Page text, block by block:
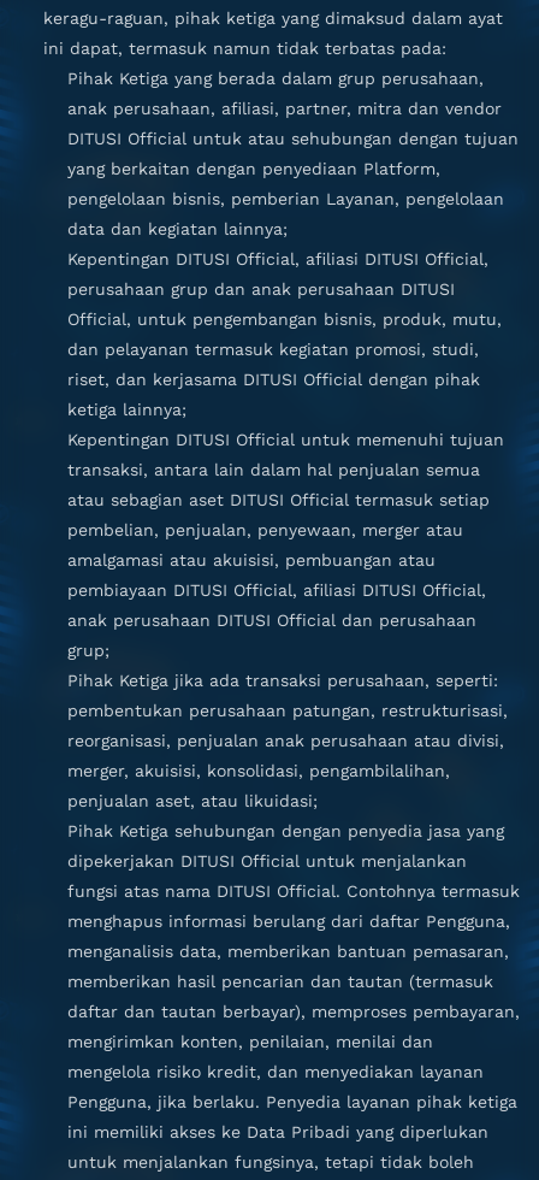
keragu-raguan, pihak ketiga yang dimaksud dalam ayat
ini dapat, termasuk namun tidak terbatas pada:
Pihak Ketiga yang berada dalam grup perusahaan,
anak perusahaan, afiliasi, partner, mitra dan vendor
DITUSI Official untuk atau sehubungan dengan tujuan
yang berkaitan dengan penyediaan Platform,
pengelolaan bisnis, pemberian Layanan, pengelolaan
data dan kegiatan lainnya;
Kepentingan DITUSI Official, afiliasi DITUSI Official,
perusahaan grup dan anak perusahaan DITUSI
Official, untuk pengembangan bisnis, produk, mutu,
dan pelayanan termasuk kegiatan promosi, studi,
riset, dan kerjasama DITUSI Official dengan pihak
ketiga lainnya;
Kepentingan DITUSI Official untuk memenuhi tujuan
transaksi, antara lain dalam hal penjualan semua
atau sebagian aset DITUSI Official termasuk setiap
pembelian, penjualan, penyewaan, merger atau
amalgamasi atau akuisisi, pembuangan atau
pembiayaan DITUSI Official, afiliasi DITUSI Official,
anak perusahaan DITUSI Official dan perusahaan
grup;
Pihak Ketiga jika ada transaksi perusahaan, seperti:
pembentukan perusahaan patungan, restrukturisasi,
reorganisasi, penjualan anak perusahaan atau divisi,
merger, akuisisi, konsolidasi, pengambilalihan,
penjualan aset, atau likuidasi;
Pihak Ketiga sehubungan dengan penyedia jasa yang
dipekerjakan DITUSI Official untuk menjalankan
fungsi atas nama DITUSI Official. Contohnya termasuk
menghapus informasi berulang dari daftar Pengguna,
menganalisis data, memberikan bantuan pemasaran,
memberikan hasil pencarian dan tautan (termasuk
daftar dan tautan berbayar), memproses pembayaran,
mengirimkan konten, penilaian, menilai dan
mengelola risiko kredit, dan menyediakan layanan
Pengguna, jika berlaku. Penyedia layanan pihak ketiga
ini memiliki akses ke Data Pribadi yang diperlukan
untuk menjalankan fungsinya, tetapi tidak boleh